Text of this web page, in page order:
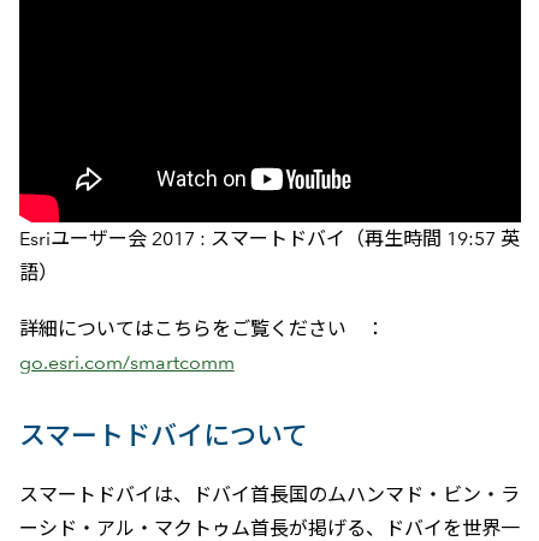
Esriユーザー会 2017 : スマートドバイ（再生時間 19:57 英
語）
詳細についてはこちらをご覧ください ：
go.esri.com/smartcomm
スマートドバイについて
スマートドバイは、ドバイ首長国のムハンマド・ビン・ラ
ーシド・アル・マクトゥム首長が掲げる、ドバイを世界一